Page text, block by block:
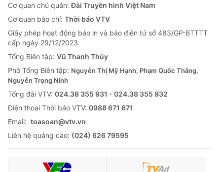
Cơ quan chủ quản:Đài Truyền hình Việt Nam
Cơ quan báo chí: Thời báo VTV
Giấy phép hoạt động báo in và báo điện tử số 483/GP-BTTTT
cấp ngày 29/12/2023
Tổng Biên tập: Vũ Thanh Thủy
Phó Tổng Biên tập: Nguyễn Thị Mỹ Hạnh, Phạm Quốc Thắng,
Nguyễn Trọng Ninh
Tổng đài VTV: 024.38 355 931 - 024.38 355 932
Ðiện thoại Thời báo VTV: 0988 671 671
Email: toasoan@vtv.vn
Liên hệ quảng cáo: (024) 626 79595